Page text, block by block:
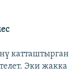
катташтырган
Эки жакка